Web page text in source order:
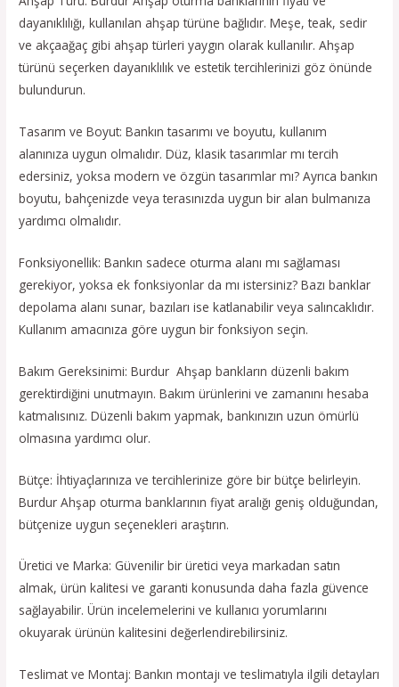
dayanıklılığı, kullanılan ahşap türüne bağlıdır. Meşe, teak, sedir
ve akçaağaç gibi ahşap türleri yaygın olarak kullanılır. Ahşap
türünü seçerken dayanıklılık ve estetik tercihlerinizi göz önünde
bulundurun.
Tasarım ve Boyut: Bankın tasarımı ve boyutu, kullanım
alanınıza uygun olmalıdır. Düz, klasik tasarımlar mı tercih
edersiniz, yoksa modern ve özgün tasarımlar mı? Ayrıca bankın
boyutu, bahçenizde veya terasınızda uygun bir alan bulmanıza
yardımcı olmalıdır.
Fonksiyonellik: Bankın sadece oturma alanı mı sağlaması
gerekiyor, yoksa ek fonksiyonlar da mı istersiniz? Bazı banklar
depolama alanı sunar, bazıları ise katlanabilir veya salıncaklıdır.
Kullanım amacınıza göre uygun bir fonksiyon seçin.
Bakım Gereksinimi: Burdur Ahşap bankların düzenli bakım
gerektirdiğini unutmayın. Bakım ürünlerini ve zamanını hesaba
katmalısınız. Düzenli bakım yapmak, bankınızın uzun ömürlü
olmasına yardımcı olur.
Bütçe: İhtiyaçlarınıza ve tercihlerinize göre bir bütçe belirleyin.
Burdur Ahşap oturma banklarının fiyat aralığı geniş olduğundan,
bütçenize uygun seçenekleri araştırın.
Üretici ve Marka: Güvenilir bir üretici veya markadan satın
almak, ürün kalitesi ve garanti konusunda daha fazla güvence
sağlayabilir. Ürün incelemelerini ve kullanıcı yorumlarını
okuyarak ürünün kalitesini değerlendirebilirsiniz.
Teslimat ve Montaj: Bankın montajı ve teslimatıyla ilgili detayları